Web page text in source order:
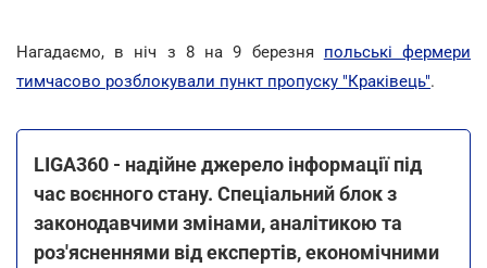
Нагадаємо, в ніч з 8 на 9 березня польські фермери
тимчасово розблокували пункт пропуску "Краківець".
LIGA360 - надійне джерело інформації під
час воєнного стану. Спеціальний блок з
законодавчими змінами, аналітикою та
роз'ясненнями від експертів, економічними